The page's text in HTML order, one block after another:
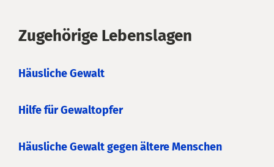
Zugehörige Lebenslagen
Häusliche Gewalt
Hilfe für Gewaltopfer
Häusliche Gewalt gegen ältere Menschen